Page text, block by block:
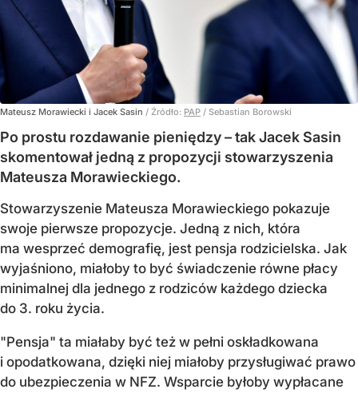
Mateusz Morawiecki i Jacek Sasin / Źródło: PAP / Sebastian Borowski
Po prostu rozdawanie pieniędzy – tak Jacek Sasin
skomentował jedną z propozycji stowarzyszenia
Mateusza Morawieckiego.
Stowarzyszenie Mateusza Morawieckiego pokazuje
swoje pierwsze propozycje. Jedną z nich, która
ma wesprzeć demografię, jest pensja rodzicielska. Jak
wyjaśniono, miałoby to być świadczenie równe płacy
minimalnej dla jednego z rodziców każdego dziecka
do 3. roku życia.
"Pensja" ta miałaby być też w pełni oskładkowana
i opodatkowana, dzięki niej miałoby przysługiwać prawo
do ubezpieczenia w NFZ. Wsparcie byłoby wypłacane